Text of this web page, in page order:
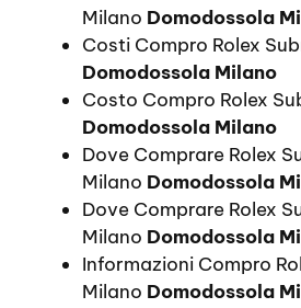
Milano Domodossola
Costi Compro Rolex
Domodossola Milano
Costo Compro Rolex
Domodossola Milano
Dove Comprare Rolex
Milano Domodossola
Dove Comprare Rolex
Milano Domodossola
Informazioni Compro
Milano Domodossola